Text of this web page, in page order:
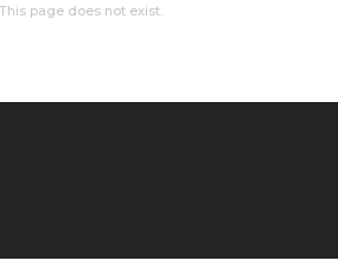
This page does not exist.